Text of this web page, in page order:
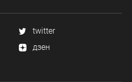
twitter
дзен